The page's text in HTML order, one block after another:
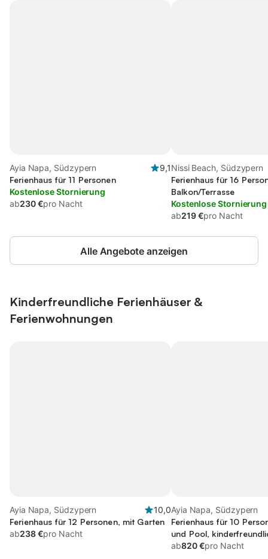
Ayia Napa, Südzypern
9,1
Ferienhaus für 11 Personen
Kostenlose Stornierung
ab230 €pro Nacht
Nissi Beach, Südzypern
Ferienhaus für 16
Balkon/Terrasse
Kostenlose Stornierung
ab219 €pro Nacht
Alle Angebote anzeigen
Kinderfreundliche Ferienhäuser &
Ferienwohnungen
Ayia Napa, Südzypern
10,0
Ferienhaus für 12 Personen, mit Garten
ab238 €pro Nacht
Ayia Napa, Südzypern
Ferienhaus für 10
und Pool,
ab820 €pro Nacht